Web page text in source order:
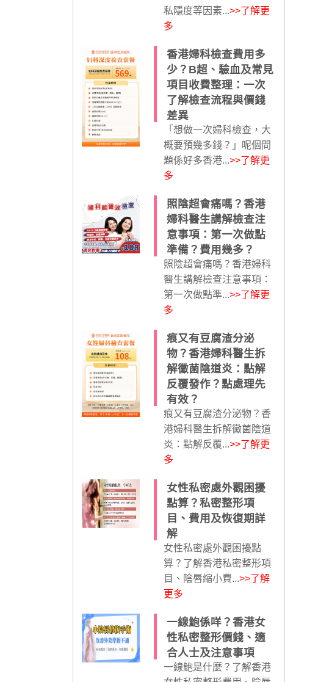
私隱度等因素...>>了解更
多
香港婦科檢查費用多
少？B超、驗血及常見
項目收費整理：一次
了解檢查流程與價錢
差異
「想做一次婦科檢查，大
概要預幾多錢？」呢個問
題係好多香港...>>了解更
多
照陰超會痛嗎？香港
婦科醫生講解檢查注
意事項：第一次做點
準備？費用幾多？
照陰超會痛嗎？香港婦科
醫生講解檢查注意事項：
第一次做點準...>>了解更
多
痕又有豆腐渣分泌
物？香港婦科醫生拆
解黴菌陰道炎：點解
反覆發作？點處理先
有效？
痕又有豆腐渣分泌物？香
港婦科醫生拆解黴菌陰道
炎：點解反覆...>>了解更
多
女性私密處外觀困擾
點算？私密整形項
目、費用及恢復期詳
解
女性私密處外觀困擾點
算？了解香港私密整形項
目、陰唇縮小費...>>了解
更多
一線鮑係咩？香港女
性私密整形價錢、適
合人士及注意事項
一線鮑是什麼？了解香港